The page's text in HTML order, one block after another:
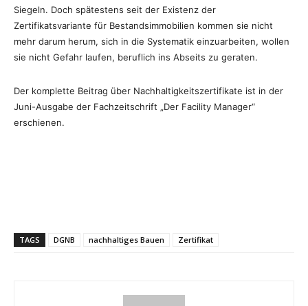
Siegeln. Doch spätestens seit der Existenz der
Zertifikatsvariante für Bestandsimmobilien kommen sie nicht
mehr darum herum, sich in die Systematik einzuarbeiten, wollen
sie nicht Gefahr laufen, beruflich ins Abseits zu geraten.
Der komplette Beitrag über Nachhaltigkeitszertifikate ist in der
Juni-Ausgabe der Fachzeitschrift „Der Facility Manager“
erschienen.
TAGS DGNB nachhaltiges Bauen Zertifikat